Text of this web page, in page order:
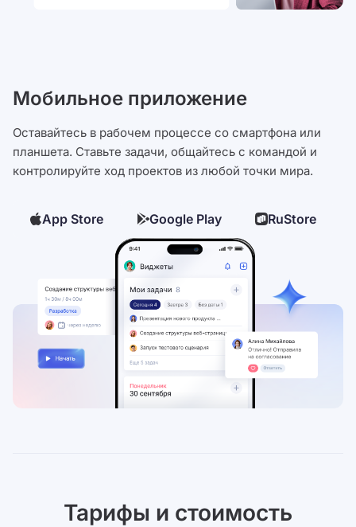
Мобильное приложение
Оставайтесь в рабочем процессе со смартфона или
планшета. Ставьте задачи, общайтесь с командой и
контролируйте ход проектов из любой точки мира.
App Store Google Play RuStore
Тарифы и стоимость